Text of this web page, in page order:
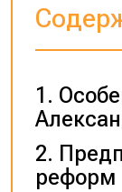
реформ